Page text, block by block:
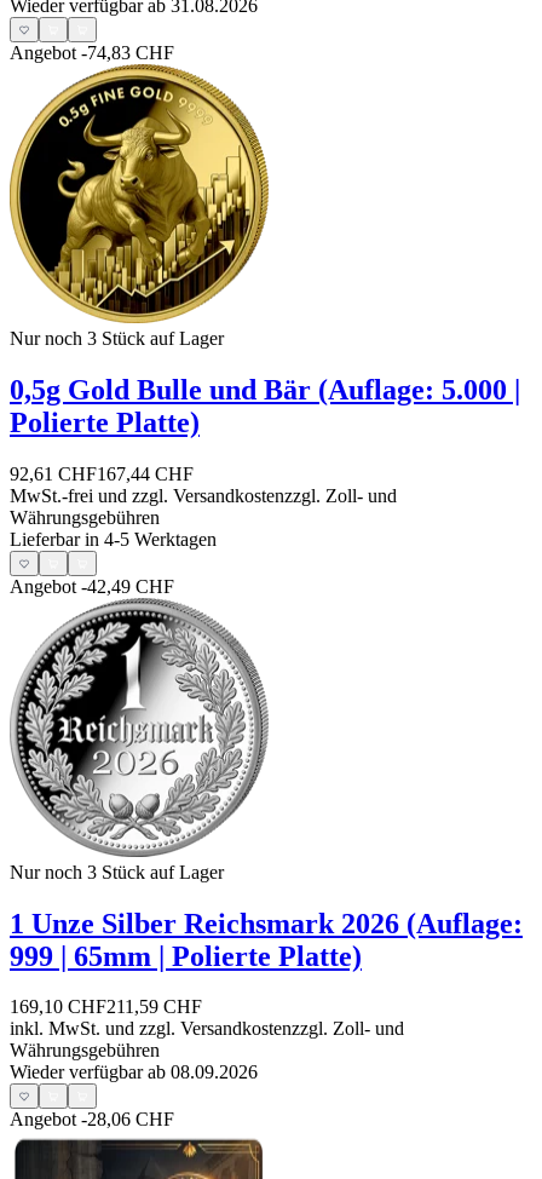
Wieder verfügbar ab 31.08.2026
Angebot -74,83 CHF
Nur noch 3 Stück auf Lager
0,5g Gold Bulle und Bär (Auflage: 5.000 |
Polierte Platte)
92,61 CHF167,44 CHF
MwSt.-frei und zzgl. Versandkostenzzgl. Zoll- und
Währungsgebühren
Lieferbar in 4-5 Werktagen
Angebot -42,49 CHF
Nur noch 3 Stück auf Lager
1 Unze Silber Reichsmark 2026 (Auflage:
999 | 65mm | Polierte Platte)
169,10 CHF211,59 CHF
inkl. MwSt. und zzgl. Versandkostenzzgl. Zoll- und
Währungsgebühren
Wieder verfügbar ab 08.09.2026
Angebot-28,06 CHF